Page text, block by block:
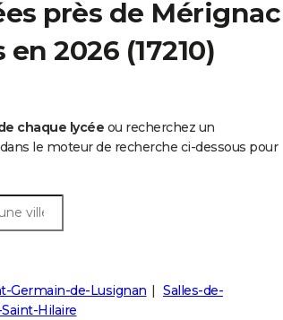
près de Mérignac
2026 (17210)
chaque lycée ou recherchez un
le moteur de recherche ci-dessous pour
Germain-de-Lusignan
Salles-de-
Hilaire